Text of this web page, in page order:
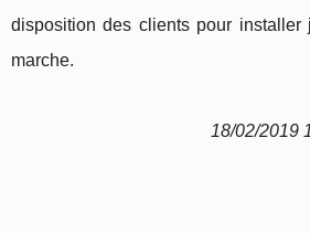
disposition des clients pour installer
marche.
18/02/2019